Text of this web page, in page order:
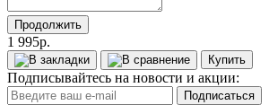
Продолжить
1 995р.
Купить
Подписывайтесь на новости и акции:
Подписаться